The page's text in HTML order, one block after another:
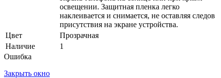
освещении. Защитная пленка легко
наклеивается и снимается, не оставляя следов
присутствия на экране устройства.
Цвет
Прозрачная
Наличие
1
Ошибка
Закрыть окно